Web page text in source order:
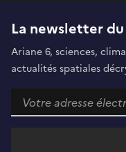
La newsletter
Ariane 6, sciences,
actualités spatiales